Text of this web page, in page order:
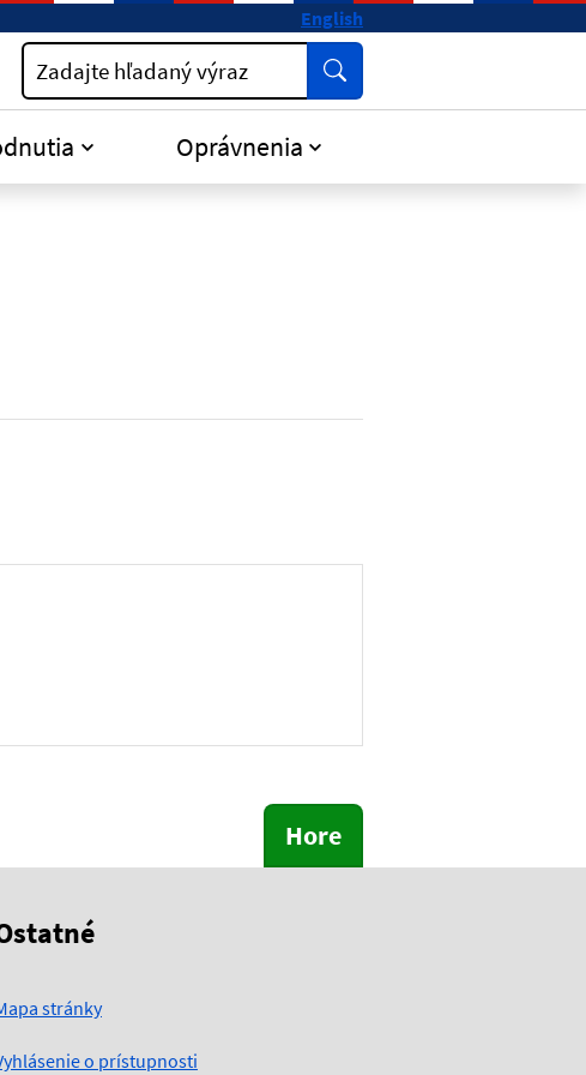
English
Zadajte hľadaný výraz Vyhľadať
Oprávnenia
Hore
stránky
o prístupnosti